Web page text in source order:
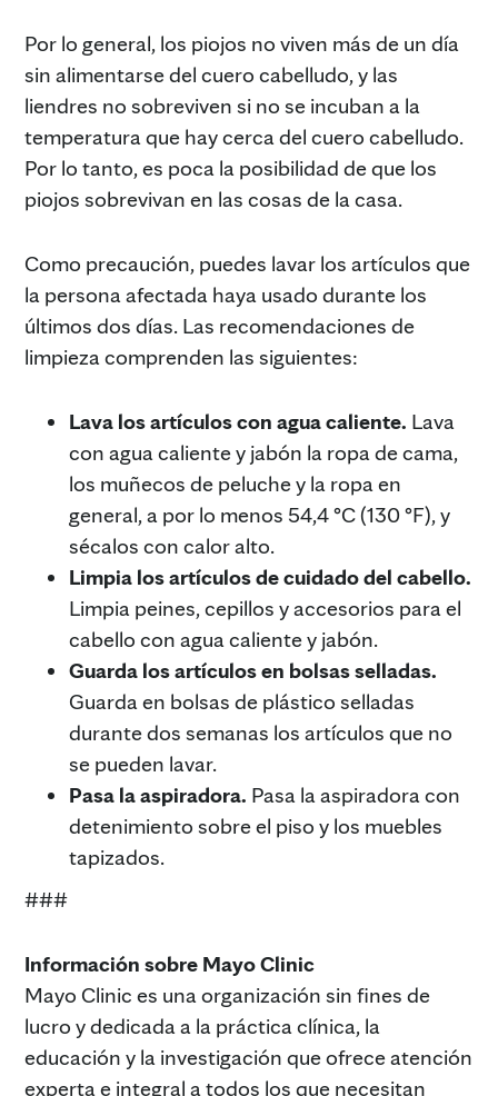
Por lo general, los piojos no viven más de un día
sin alimentarse del cuero cabelludo, y las
liendres no sobreviven si no se incuban a la
temperatura que hay cerca del cuero cabelludo.
Por lo tanto, es poca la posibilidad de que los
piojos sobrevivan en las cosas de la casa.
Como precaución, puedes lavar los artículos que
la persona afectada haya usado durante los
últimos dos días. Las recomendaciones de
limpieza comprenden las siguientes:
Lava los artículos con agua caliente. Lava
con agua caliente y jabón la ropa de cama,
los muñecos de peluche y la ropa en
general, a por lo menos 54,4 °C (130 °F), y
sécalos con calor alto.
Limpia los artículos de cuidado del cabello.
Limpia peines, cepillos y accesorios para el
cabello con agua caliente y jabón.
Guarda los artículos en bolsas selladas.
Guarda en bolsas de plástico selladas
durante dos semanas los artículos que no
se pueden lavar.
Pasa la aspiradora. Pasa la aspiradora con
detenimiento sobre el piso y los muebles
tapizados.
###
Información sobre Mayo Clinic
Mayo Clinic es una organización sin fines de
lucro y dedicada a la práctica clínica, la
educación y la investigación que ofrece atención
experta e integral a todos los que necesitan